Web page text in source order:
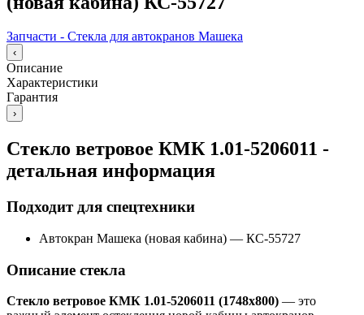
Запчасти - Стекла для автокранов Машека
‹
Описание
Характеристики
Гарантия
›
Стекло ветровое КМК 1.01-5206011 -
детальная информация
Подходит для спецтехники
Автокран Машека (новая кабина) — КС-55727
Описание стекла
Стекло ветровое КМК 1.01-5206011 (1748х800) — это